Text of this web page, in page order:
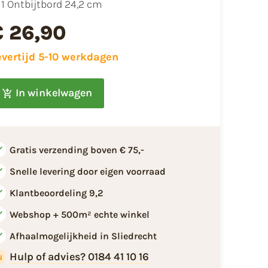
1 Ontbijtbord 24,2 cm
26,90
5-10 werkdagen
In winkelwagen
Gratis verzending boven € 75,-
Snelle levering door eigen voorraad
Klantbeoordeling 9,2
Webshop + 500m² echte winkel
Afhaalmogelijkheid in Sliedrecht
Hulp of advies? 0184 41 10 16